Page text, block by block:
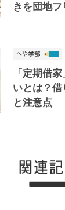
きを団地フ
「定期借
いとは？借
と注意点